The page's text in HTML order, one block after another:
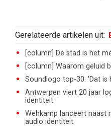
Gerelateerde artikelen uit:
[column] De stad is het
[column] Waarom geluid
Soundlogo top-30: 'Dat is
Antwerpen viert 20 jaar
identiteit
Wehkamp lanceert naast
audio identiteit